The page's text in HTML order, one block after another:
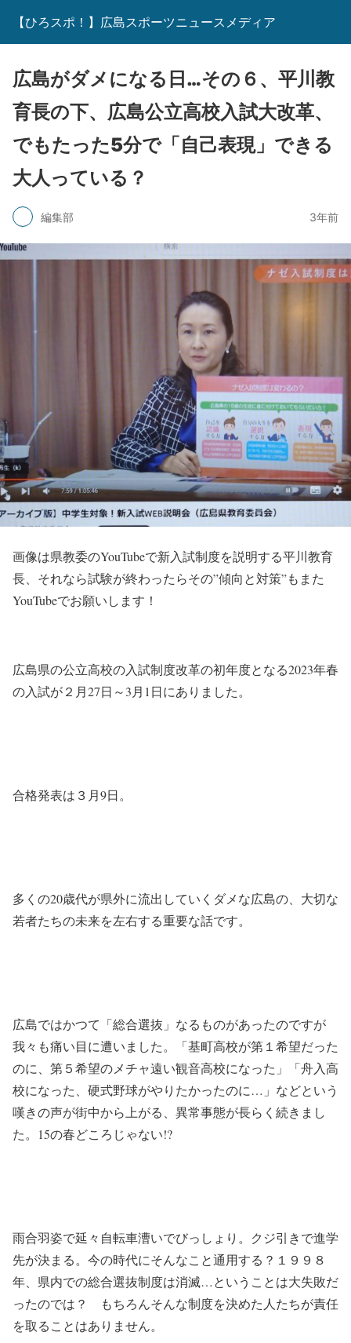
【ひろスポ！】広島スポーツニュースメディア
広島がダメになる日…その６、平川教
育長の下、広島公立高校入試大改革、
でもたった5分で「自己表現」できる
大人っている？
編集部 3年前
画像は県教委のYouTubeで新入試制度を説明する平川教育
長、それなら試験が終わったらその”傾向と対策”もまた
YouTubeでお願いします！
広島県の公立高校の入試制度改革の初年度となる2023年春
の入試が２月27日～3月1日にありました。
合格発表は３月9日。
多くの20歳代が県外に流出していくダメな広島の、大切な
若者たちの未来を左右する重要な話です。
広島ではかつて「総合選抜」なるものがあったのですが
我々も痛い目に遭いました。「基町高校が第１希望だった
のに、第５希望のメチャ遠い観音高校になった」「舟入高
校になった、硬式野球がやりたかったのに…」などという
嘆きの声が街中から上がる、異常事態が長らく続きまし
た。15の春どころじゃない!?
雨合羽姿で延々自転車漕いでびっしょり。クジ引きで進学
先が決まる。今の時代にそんなこと通用する？１９９８
年、県内での総合選抜制度は消滅…ということは大失敗だ
ったのでは？ もちろんそんな制度を決めた人たちが責任
を取ることはありません。